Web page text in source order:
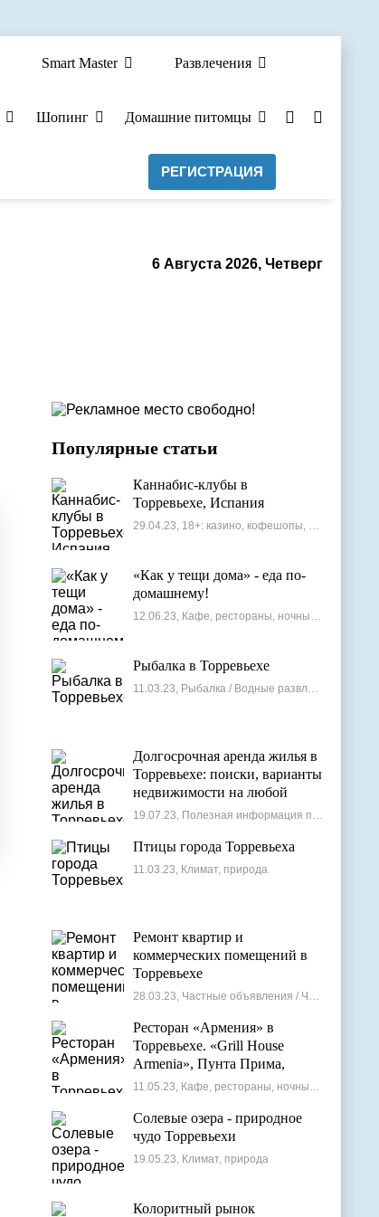
Smart Master Развлечения
Шопинг Домашние питомцы
РЕГИСТРАЦИЯ
6 Августа 2026, Четверг
Популярные статьи
Каннабис-клубы в
Торревьехе, Испания
29.04.23, 18+: казино, кофешопы, стрип-бары
«Как у тещи дома» - еда по-
домашнему!
12.06.23, Кафе, рестораны, ночные клубы
Рыбалка в Торревьехе
11.03.23, Рыбалка / Водные развлечения
Долгосрочная аренда жилья в
Торревьехе: поиски, варианты
недвижимости на любой
бюджет
19.07.23, Полезная информация по недвижимости
Птицы города Торревьеха
11.03.23, Климат, природа
Ремонт квартир и
коммерческих помещений в
Торревьехе
28.03.23, Частные объявления / Частные мастера
Ресторан «Армения» в
Торревьехе. «Grill House
Armenia», Пунта Прима,
Испания
11.05.23, Кафе, рестораны, ночные клубы
Солевые озера - природное
чудо Торревьехи
19.05.23, Климат, природа
Колоритный рынок